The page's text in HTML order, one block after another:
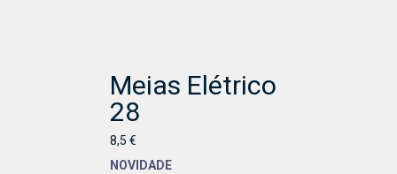
Meias Elétrico
28
8,5 €
NOVIDADE